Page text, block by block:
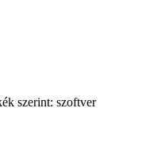
szerint: szoftver